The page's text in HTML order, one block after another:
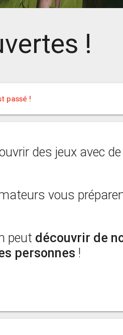
!
passé !
des jeux avec
vous
peut découvrir de
personnes !